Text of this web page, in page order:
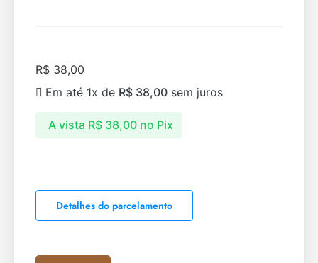
R$ 38,00
A vista R$38,00 no Pix
Em até 1x de R$ 38,00 sem juros
Detalhes do parcelamento